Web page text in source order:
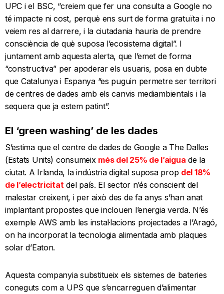
UPC i el BSC, “creiem que fer una consulta a Google no
té impacte ni cost, perquè ens surt de forma gratuïta i no
veiem res al darrere, i la ciutadania hauria de prendre
consciència de què suposa l’ecosistema digital”. I
juntament amb aquesta alerta, que l’emet de forma
“constructiva” per apoderar els usuaris, posa en dubte
que Catalunya i Espanya “es puguin permetre ser territori
de centres de dades amb els canvis mediambientals i la
sequera que ja estem patint”.
El ‘green washing’ de les dades
S’estima que el centre de dades de Google a The Dalles
(Estats Units) consumeix més del 25% de l’aigua de la
ciutat. A Irlanda, la indústria digital suposa prop del 18%
de l’electricitat del país. El sector n’és conscient del
malestar creixent, i per això des de fa anys s’han anat
implantant propostes que inclouen l’energia verda. N’és
exemple AWS amb les instal·lacions projectades a l’Aragó,
on ha incorporat la tecnologia alimentada amb plaques
solar d’Eaton.
Aquesta companyia substitueix els sistemes de bateries
coneguts com a UPS que s’encarreguen d’alimentar